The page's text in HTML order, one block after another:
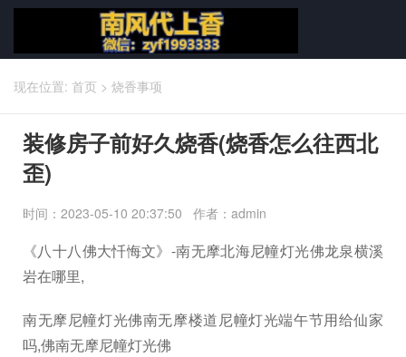
现在位置: 首页 > 烧香事项
装修房子前好久烧香(烧香怎么往西北
歪)
时间：2023-05-10 20:37:50 作者：admin
《八十八佛大忏悔文》-南无摩北海尼幢灯光佛龙泉横溪
岩在哪里,
南无摩尼幢灯光佛南无摩楼道尼幢灯光端午节用给仙家
吗,佛南无摩尼幢灯光佛